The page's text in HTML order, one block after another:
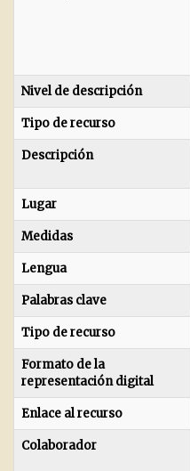
Nivel de descripción
Tipo de recurso
Descripción
Lugar
Medidas
Lengua
Palabras clave
Tipo de recurso
Formato de la
representación digital
Enlace al recurso
Colaborador